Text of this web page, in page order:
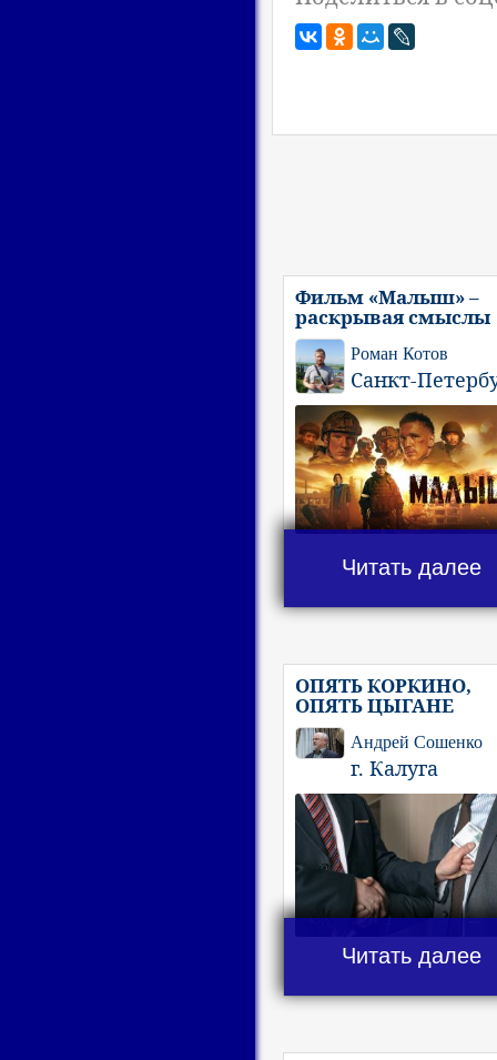
Фильм «Малыш» –
раскрывая смыслы
Роман Котов
Санкт-
Читать далее
ОПЯТЬ КОРКИНО,
ОПЯТЬ ЦЫГАНЕ
Андрей Сошенко
г. Калуга
Читать далее